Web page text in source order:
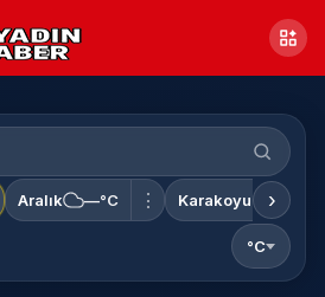
Aralık —°C ⋮ Karakoyunlu
›
°C